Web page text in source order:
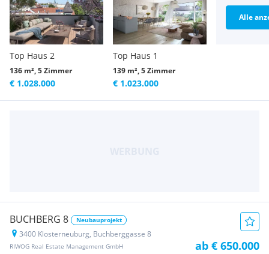
Top Haus 2
136 m², 5 Zimmer
€ 1.028.000
Top Haus 1
139 m², 5 Zimmer
€ 1.023.000
Alle
BUCHBERG 8 Neubauprojekt
3400 Klosterneuburg, Buchberggasse 8
RIWOG Real Estate Management GmbH ab € 650.000